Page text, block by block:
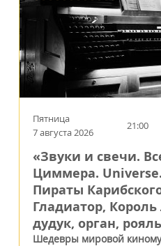
Пятница
7 августа 2026
21:00
«Звуки и свечи.
Циммера.
Пираты
Гладиатор,
дудук, орган,
Шедевры мировой